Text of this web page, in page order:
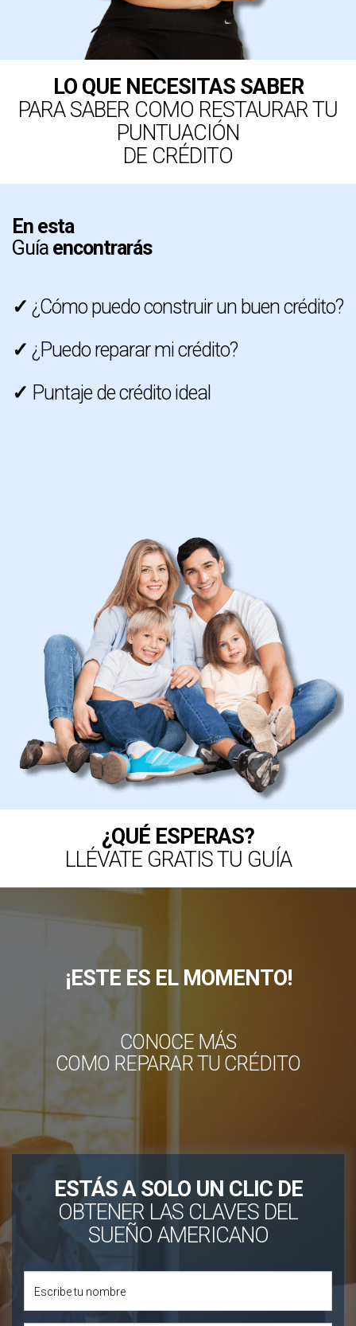
LO QUE NECESITAS SABER
PARA SABER COMO RESTAURAR TU
PUNTUACIÓN
DE CRÉDITO
En esta
Guía encontrarás
✓ ¿Cómo puedo construir un buen crédito?
✓ ¿Puedo reparar mi crédito?
✓ Puntaje de crédito ideal
¿QUÉ ESPERAS?
LLÉVATE GRATIS TU GUÍA
¡ESTE ES EL MOMENTO!
CONOCE MÁS
COMO REPARAR TU CRÉDITO
ESTÁS A SOLO UN CLIC DE
OBTENER LAS CLAVES DEL
SUEÑO AMERICANO